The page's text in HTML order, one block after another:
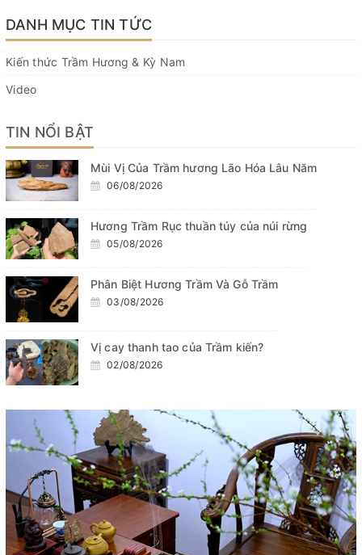
DANH MỤC TIN TỨC
Kiến thức Trầm Hương & Kỳ Nam
Video
TIN NỔI BẬT
Mùi Vị Của Trầm hương Lão Hóa Lâu Năm
06/08/2026
Hương Trầm Rục thuần túy của núi rừng
05/08/2026
Phân Biệt Hương Trầm Và Gỗ Trầm
03/08/2026
Vị cay thanh tao của Trầm kiến?
02/08/2026